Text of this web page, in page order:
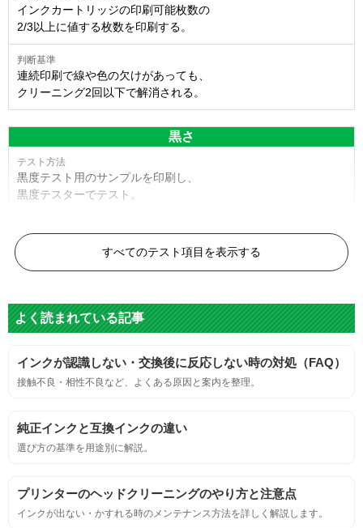
インクカートリッジの印刷可能枚数の
2/3以上に値する枚数を印刷する。
連続印刷で線や色の欠けがあっても、
クリーニング2回以下で解消される。
黒さ
黒度テスト用のサンプルを印刷し、
黒度テスターでテスト。
黒度の技術基準に適合する。
標準カラーサンプルを印刷する。
鮮やか、リアル、彩度、シャープなど、
におい
すべてのテスト項目を表示する
よく読まれている記事
インクが認識しない・交換後に反応しない時の対処（FAQ）
接触不良・相性不良など、よくある原因と案内を整理。
純正インクと互換インクの違い
選び方の基準を用途別に解説。
プリンターのヘッドクリーニングのやり方と注意点
インクが出ない・かすれる時のメンテナンス方法を詳しく解説します。